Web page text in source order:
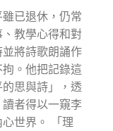
已退休，仍常
教學心得和對
將詩歌朗誦作
。他把記錄這
思與詩」，透
者得以一窺李
世界。 「理